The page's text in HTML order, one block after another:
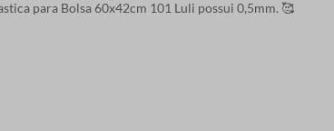
para Bolsa 60x42cm 101 Luli possui 0,5mm. 🥰